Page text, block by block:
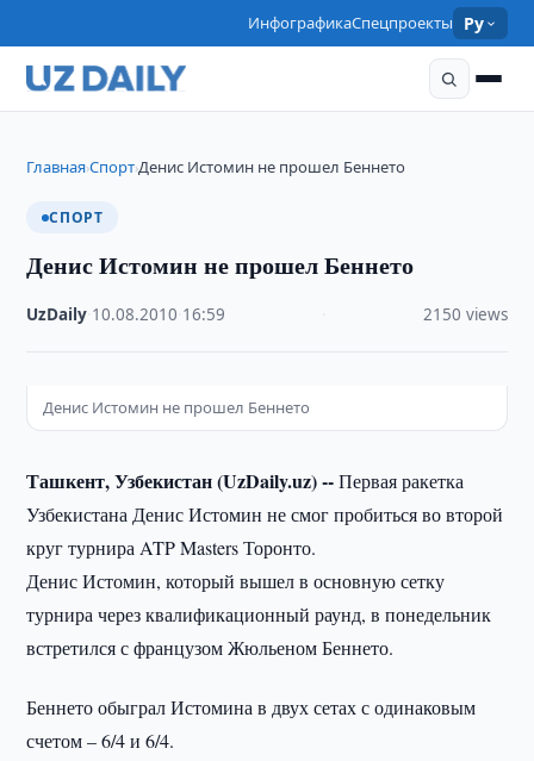
ИнфографикаСпецпроекты Ру
Главная›Спорт›Денис Истомин не прошел Беннето
СПОРТ
Денис Истомин не прошел Беннето
UzDaily 10.08.2010 16:59 2150 views
Денис Истомин не прошел Беннето
Ташкент, Узбекистан (UzDaily.uz) --Первая ракетка
Узбекистана Денис Истомин не смог пробиться во второй
круг турнира ATP Masters Торонто.
Денис Истомин, который вышел в основную сетку
турнира через квалификационный раунд, в понедельник
встретился с французом Жюльеном Беннето.
Беннето обыграл Истомина в двух сетах с одинаковым
счетом – 6/4 и 6/4.